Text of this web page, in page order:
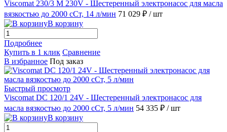
Viscomat 230/3 М 230V - Шестеренный электронасос для масла
вязкостью до 2000 сСт, 14 л/мин 71 029 ₽ / шт
В корзину
Подробнее
Купить в 1 клик Сравнение
В избранное Под заказ
Быстрый просмотр
Viscomat DC 120/1 24V - Шестеренный электронасос для
масла вязкостью до 2000 сСт, 5 л/мин 54 335 ₽ / шт
В корзину